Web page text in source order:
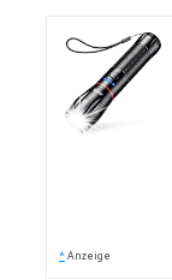
* Anzeige